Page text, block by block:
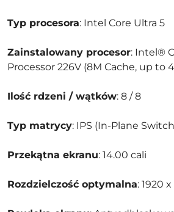
Typ procesora: Intel Core Ultra 5
Zainstalowany procesor: Intel®
Processor 226V (8M Cache, up to
Ilość rdzeni / wątków: 8 / 8
Typ matrycy: IPS (In-Plane
Przekątna ekranu: 14.00 cali
Rozdzielczość optymalna: 1920